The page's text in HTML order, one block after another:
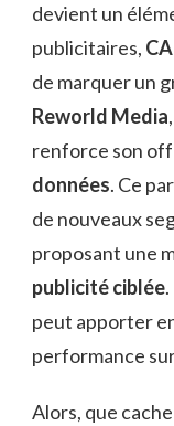
devient un
publicitaires,
de marquer un
Reworld Media
renforce son
données. Ce
de nouveaux
proposant une
publicité ciblée
peut apporter
performance
Alors, que